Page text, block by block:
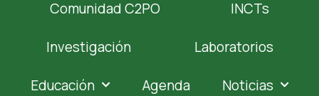
Comunidad C2PO INCTs
Investigación Laboratorios
Educación Agenda Noticias